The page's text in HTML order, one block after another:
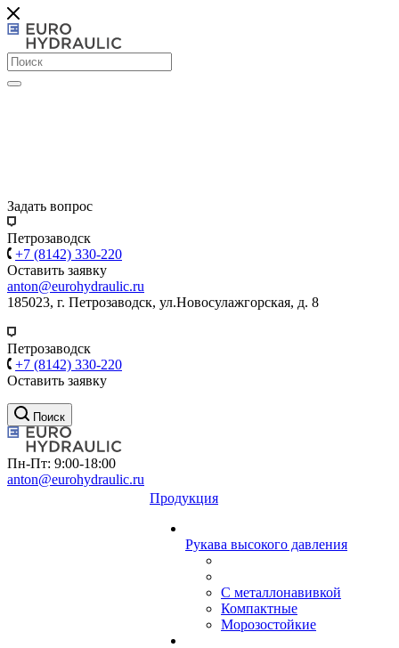
Задать вопрос
Петрозаводск
+7 (8142) 330-220
Оставить заявку
anton@eurohydraulic.ru
185023, г. Петрозаводск, ул.Новосулажгорская, д. 8
Петрозаводск
+7 (8142) 330-220
Оставить заявку
Поиск
Пн-Пт: 9:00-18:00
anton@eurohydraulic.ru
Продукция
Рукава высокого давления
С металлонавивкой
Компактные
Морозостойкие